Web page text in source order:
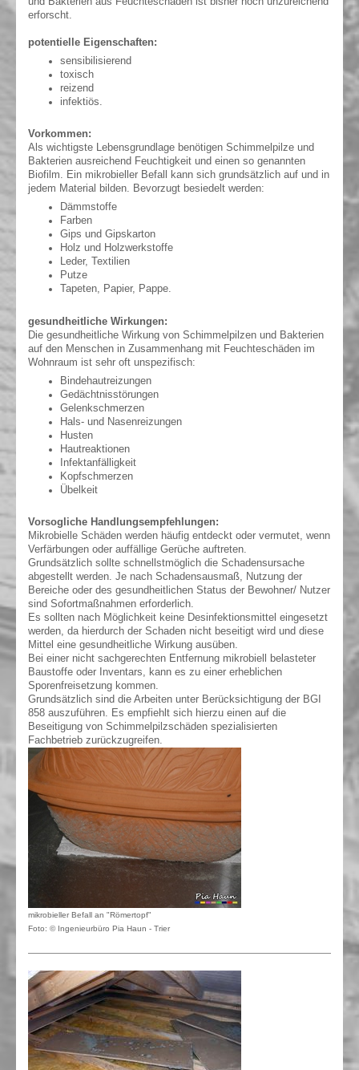
erforscht.
potentielle Eigenschaften:
sensibilisierend
toxisch
reizend
infektiös.
Vorkommen:
Als wichtigste Lebensgrundlage benötigen Schimmelpilze und
Bakterien ausreichend Feuchtigkeit und einen so genannten
Biofilm. Ein mikrobieller Befall kann sich grundsätzlich auf und in
jedem Material bilden. Bevorzugt besiedelt werden:
Dämmstoffe
Farben
Gips und Gipskarton
Holz und Holzwerkstoffe
Leder, Textilien
Putze
Tapeten, Papier, Pappe.
gesundheitliche Wirkungen:
Die gesundheitliche Wirkung von Schimmelpilzen und Bakterien
auf den Menschen in Zusammenhang mit Feuchteschäden im
Wohnraum ist sehr oft unspezifisch:
Bindehautreizungen
Gedächtnisstörungen
Gelenkschmerzen
Hals- und Nasenreizungen
Husten
Hautreaktionen
Infektanfälligkeit
Kopfschmerzen
Übelkeit
Vorsogliche Handlungsempfehlungen:
Mikrobielle Schäden werden häufig entdeckt oder vermutet, wenn
Verfärbungen oder auffällige Gerüche auftreten.
Grundsätzlich sollte schnellstmöglich die Schadensursache
abgestellt werden. Je nach Schadensausmaß, Nutzung der
Bereiche oder des gesundheitlichen Status der Bewohner/ Nutzer
sind Sofortmaßnahmen erforderlich.
Es sollten nach Möglichkeit keine Desinfektionsmittel eingesetzt
werden, da hierdurch der Schaden nicht beseitigt wird und diese
Mittel eine gesundheitliche Wirkung ausüben.
Bei einer nicht sachgerechten Entfernung mikrobiell belasteter
Baustoffe oder Inventars, kann es zu einer erheblichen
Sporenfreisetzung kommen.
Grundsätzlich sind die Arbeiten unter Berücksichtigung der BGI
858 auszuführen. Es empfiehlt sich hierzu einen auf die
Beseitigung von Schimmelpilzschäden spezialisierten
Fachbetrieb zurückzugreifen.
mikrobieller Befall an "Römertopf"
Foto: © Ingenieurbüro Pia Haun - Trier